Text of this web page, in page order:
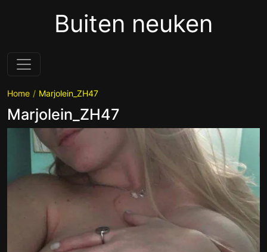
Buiten neuken
Home Marjolein_ZH47
Marjolein_ZH47